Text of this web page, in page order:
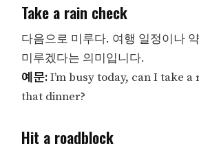
Take a rain check
다음으로 미루다. 여행 일정이나
미루겠다는 의미입니다.
예문:I’m busy today, can I take
that dinner?
Hit a roadblock